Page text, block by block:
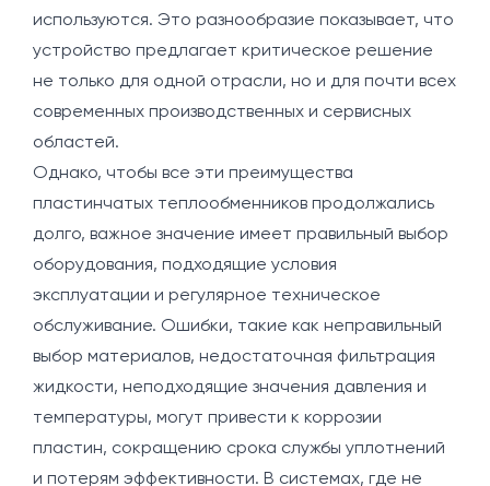
используются. Это разнообразие показывает, что
устройство предлагает критическое решение
не только для одной отрасли, но и для почти всех
современных производственных и сервисных
областей.
Однако, чтобы все эти преимущества
пластинчатых теплообменников продолжались
долго, важное значение имеет правильный выбор
оборудования, подходящие условия
эксплуатации и регулярное техническое
обслуживание. Ошибки, такие как неправильный
выбор материалов, недостаточная фильтрация
жидкости, неподходящие значения давления и
температуры, могут привести к коррозии
пластин, сокращению срока службы уплотнений
и потерям эффективности. В системах, где не